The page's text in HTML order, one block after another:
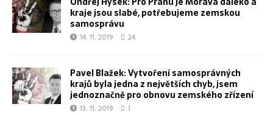
kraje jsou slabé, potřebujeme zemskou
samosprávu
14. 11. 2019 24
Pavel Blažek: Vytvoření samosprávných
krajů byla jedna z největších chyb, jsem
jednoznačně pro obnovu zemského zřízení
13. 11. 2019 1